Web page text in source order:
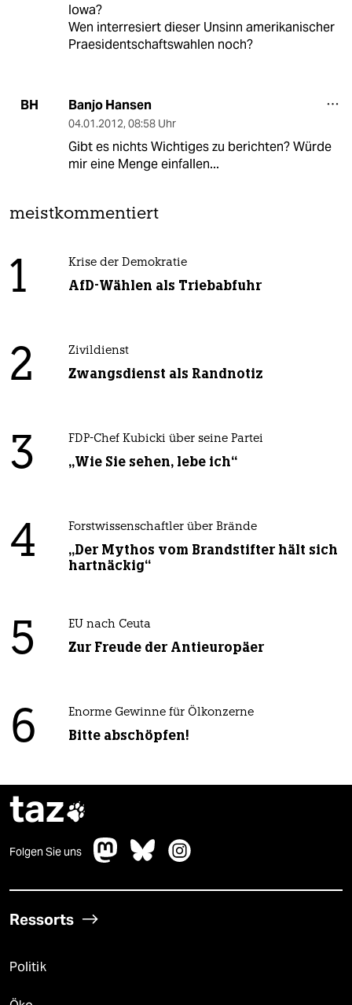
Iowa?
Wen interresiert dieser Unsinn amerikanischer
Praesidentschaftswahlen noch?
BH Banjo Hansen
04.01.2012, 08:58 Uhr
Gibt es nichts Wichtiges zu berichten? Würde
mir eine Menge einfallen...
meistkommentiert
1 Krise der Demokratie
AfD-Wählen als Triebabfuhr
2 Zivildienst
Zwangsdienst als Randnotiz
3 FDP-Chef Kubicki über seine Partei
„Wie Sie sehen, lebe ich“
4 Forstwissenschaftler über Brände
„Der Mythos vom Brandstifter hält sich
hartnäckig“
5 EU nach Ceuta
Zur Freude der Antieuropäer
6 Enorme Gewinne für Ölkonzerne
Bitte abschöpfen!
taz
Folgen Sie uns
Ressorts
Politik